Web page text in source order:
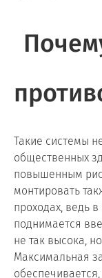
Такие системы
общественных
повышенным
монтировать
проходах, ведь
поднимается
не так высока,
Максимальная